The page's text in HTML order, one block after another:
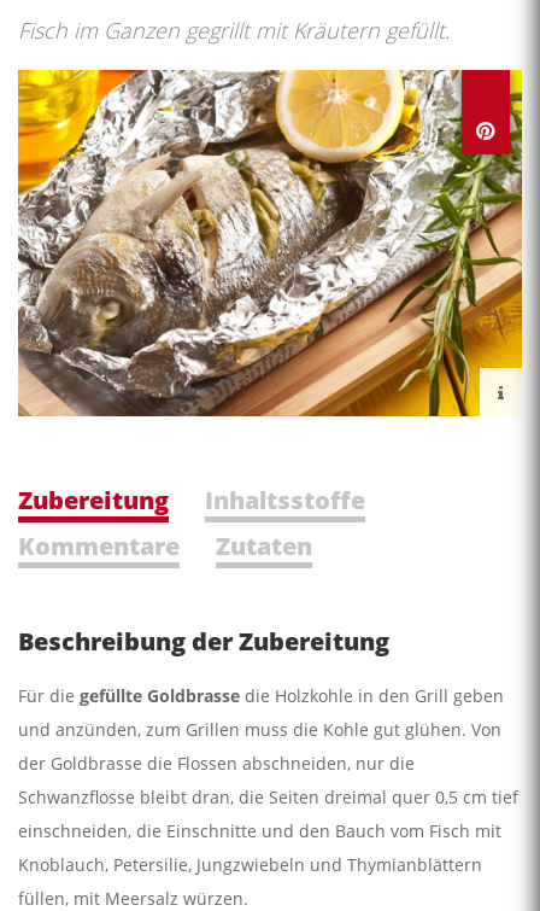
Fisch im Ganzen gegrillt mit Kräutern gefüllt.
Zubereitung
Inhaltsstoffe
Kommentare
Zutaten
Beschreibung der Zubereitung
Für die gefüllte Goldbrasse die Holzkohle in den Grill geben
und anzünden, zum Grillen muss die Kohle gut glühen. Von
der Goldbrasse die Flossen abschneiden, nur die
Schwanzflosse bleibt dran, die Seiten dreimal quer 0,5 cm tief
einschneiden, die Einschnitte und den Bauch vom Fisch mit
Knoblauch, Petersilie, Jungzwiebeln und Thymianblättern
füllen, mit Meersalz würzen.